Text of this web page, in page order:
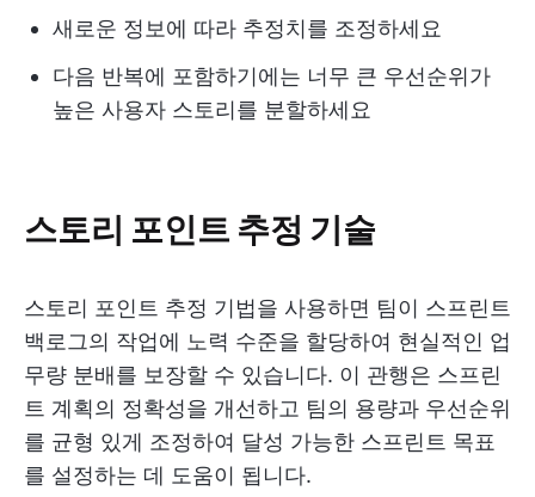
새로운 정보에 따라 추정치를 조정하세요
다음 반복에 포함하기에는 너무 큰 우선순위가
높은 사용자 스토리를 분할하세요
스토리 포인트 추정 기술
스토리 포인트 추정 기법을 사용하면 팀이 스프린트
백로그의 작업에 노력 수준을 할당하여 현실적인 업
무량 분배를 보장할 수 있습니다. 이 관행은 스프린
트 계획의 정확성을 개선하고 팀의 용량과 우선순위
를 균형 있게 조정하여 달성 가능한 스프린트 목표
를 설정하는 데 도움이 됩니다.